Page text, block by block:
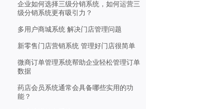
企业如何选择三级分销系统，如何运营三
级分销系统更有吸引力？
多用户商城系统 解决门店管理问题
新零售门店营销系统 管理好门店很简单
微商订单管理系统帮助企业轻松管理订单
数据
药店会员系统通常会具备哪些实用的功
能？